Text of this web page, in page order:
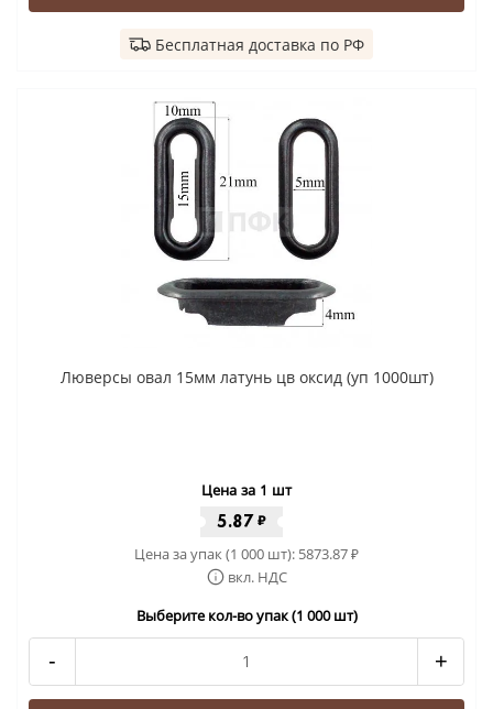
Бесплатная доставка по РФ
Люверсы овал 15мм латунь цв оксид (уп 1000шт)
Цена за 1 шт
5.87 ₽
Цена за упак (1 000 шт): 5873.87₽
вкл. НДС
Выберите кол-во упак (1 000 шт)
- +